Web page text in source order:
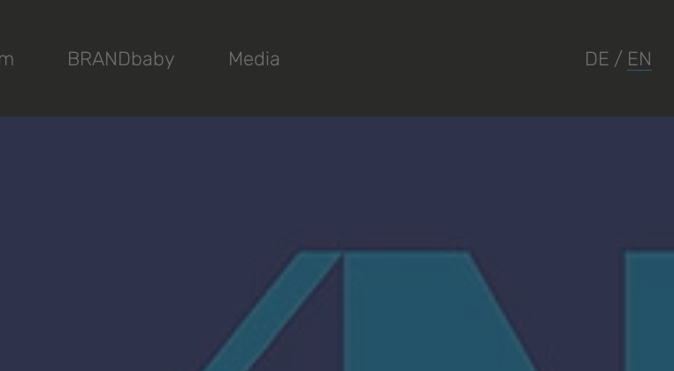
BRANDbaby Media DE / EN